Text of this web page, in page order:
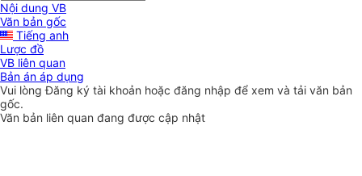
Nội dung VB
Văn bản gốc
Tiếng anh
Lược đồ
VB liên quan
Bản án áp dụng
Vui lòngĐăng ký tài khoản hoặc đăng nhập để xem và tải văn bản
gốc.
Văn bản liên quan đang được cập nhật